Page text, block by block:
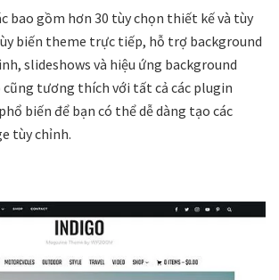
bao gồm hơn 30 tùy chọn thiết kế và tùy
biến theme trực tiếp, hỗ trợ background
slideshows và hiệu ứng background
tương thích với tất cả các plugin
biến để bạn có thể dễ dàng tạo các
tùy chỉnh.